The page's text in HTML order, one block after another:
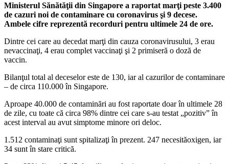
Ministerul Sănătăţii din Singapore a raportat marţi peste 3.400
de cazuri noi de contaminare cu coronavirus şi 9 decese.
Ambele cifre reprezentă recorduri pentru ultimele 24 de ore.
Dintre cei care au decedat marţi din cauza coronavirusului, 3 erau
nevaccinaţi, 4 erau complet vaccinaţi şi 2 primiseră o doză de
vaccin.
Bilanţul total al deceselor este de 130, iar al cazurilor de contaminare
– de circa 110.000 în Singapore.
Aproape 40.000 de contaminări au fost raportate doar în ultimele 28
de zile, cu toate că circa 98% dintre cei care s-au testat „pozitiv” în
acest interval au avut simptome minore ori deloc.
1.512 contaminaţi sunt spitalizaţi în prezent. 247 necesităoxigen, iar
34 sunt în stare critică.